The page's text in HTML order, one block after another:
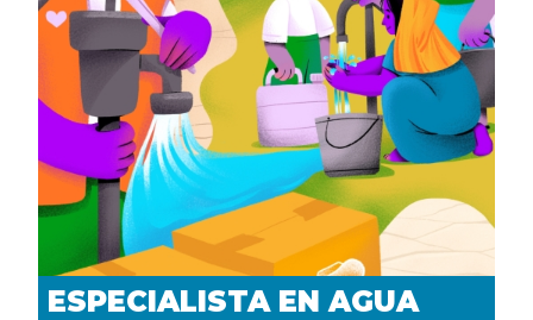
ESPECIALISTA EN AGUA